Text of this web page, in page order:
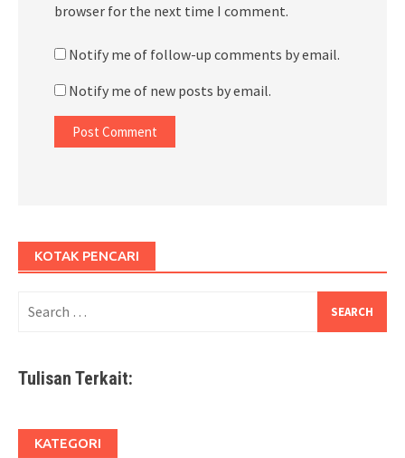
browser for the next time I comment.
Notify me of follow-up comments by email.
Notify me of new posts by email.
KOTAK PENCARI
for:
Tulisan Terkait:
KATEGORI